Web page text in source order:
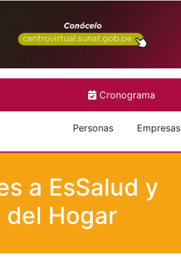
Cronograma
Personas Empresas
a EsSalud y
del Hogar